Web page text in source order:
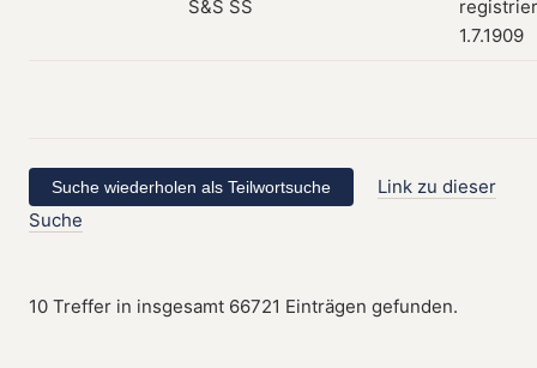
1.7.1909
Link zu dieser
Suche
10 Treffer in insgesamt 66721 Einträgen gefunden.